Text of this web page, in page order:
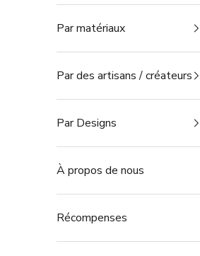
Par matériaux
Par des artisans / créateurs
Par Designs
À propos de nous
Récompenses